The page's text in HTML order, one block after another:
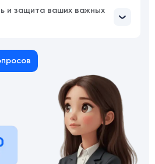
и защита ваших важных